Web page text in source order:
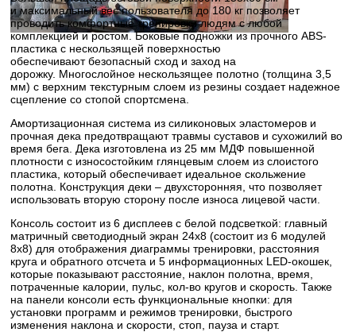
и максимальный вес пользователя до 180 кг позволяет
проводить комфортные тренировки людям с любой
комплекцией и ростом. Боковые подножки из прочного ABS-
пластика с нескользящей поверхностью
обеспечивают безопасный сход и заход на
дорожку. Многослойное нескользящее полотно (толщина 3,5
мм) с верхним текстурным слоем из резины создает надежное
сцепление со стопой спортсмена.
Амортизационная система из силиконовых эластомеров и
прочная дека предотвращают травмы суставов и сухожилий во
время бега. Дека изготовлена из 25 мм МДФ повышенной
плотности с износостойким глянцевым слоем из слоистого
пластика, который обеспечивает идеальное скольжение
полотна. Конструкция деки – двухсторонняя, что позволяет
использовать вторую сторону после износа лицевой части.
Консоль состоит из 6 дисплеев с белой подсветкой: главный
матричный светодиодный экран 24х8 (состоит из 6 модулей
8х8) для отображения диаграммы тренировки, расстояния
круга и обратного отсчета и 5 информационных LED-окошек,
которые показывают расстояние, наклон полотна, время,
потраченные калории, пульс, кол-во кругов и скорость. Также
на панели консоли есть функциональные кнопки: для
установки программ и режимов тренировки, быстрого
изменения наклона и скорости, стоп, пауза и старт.